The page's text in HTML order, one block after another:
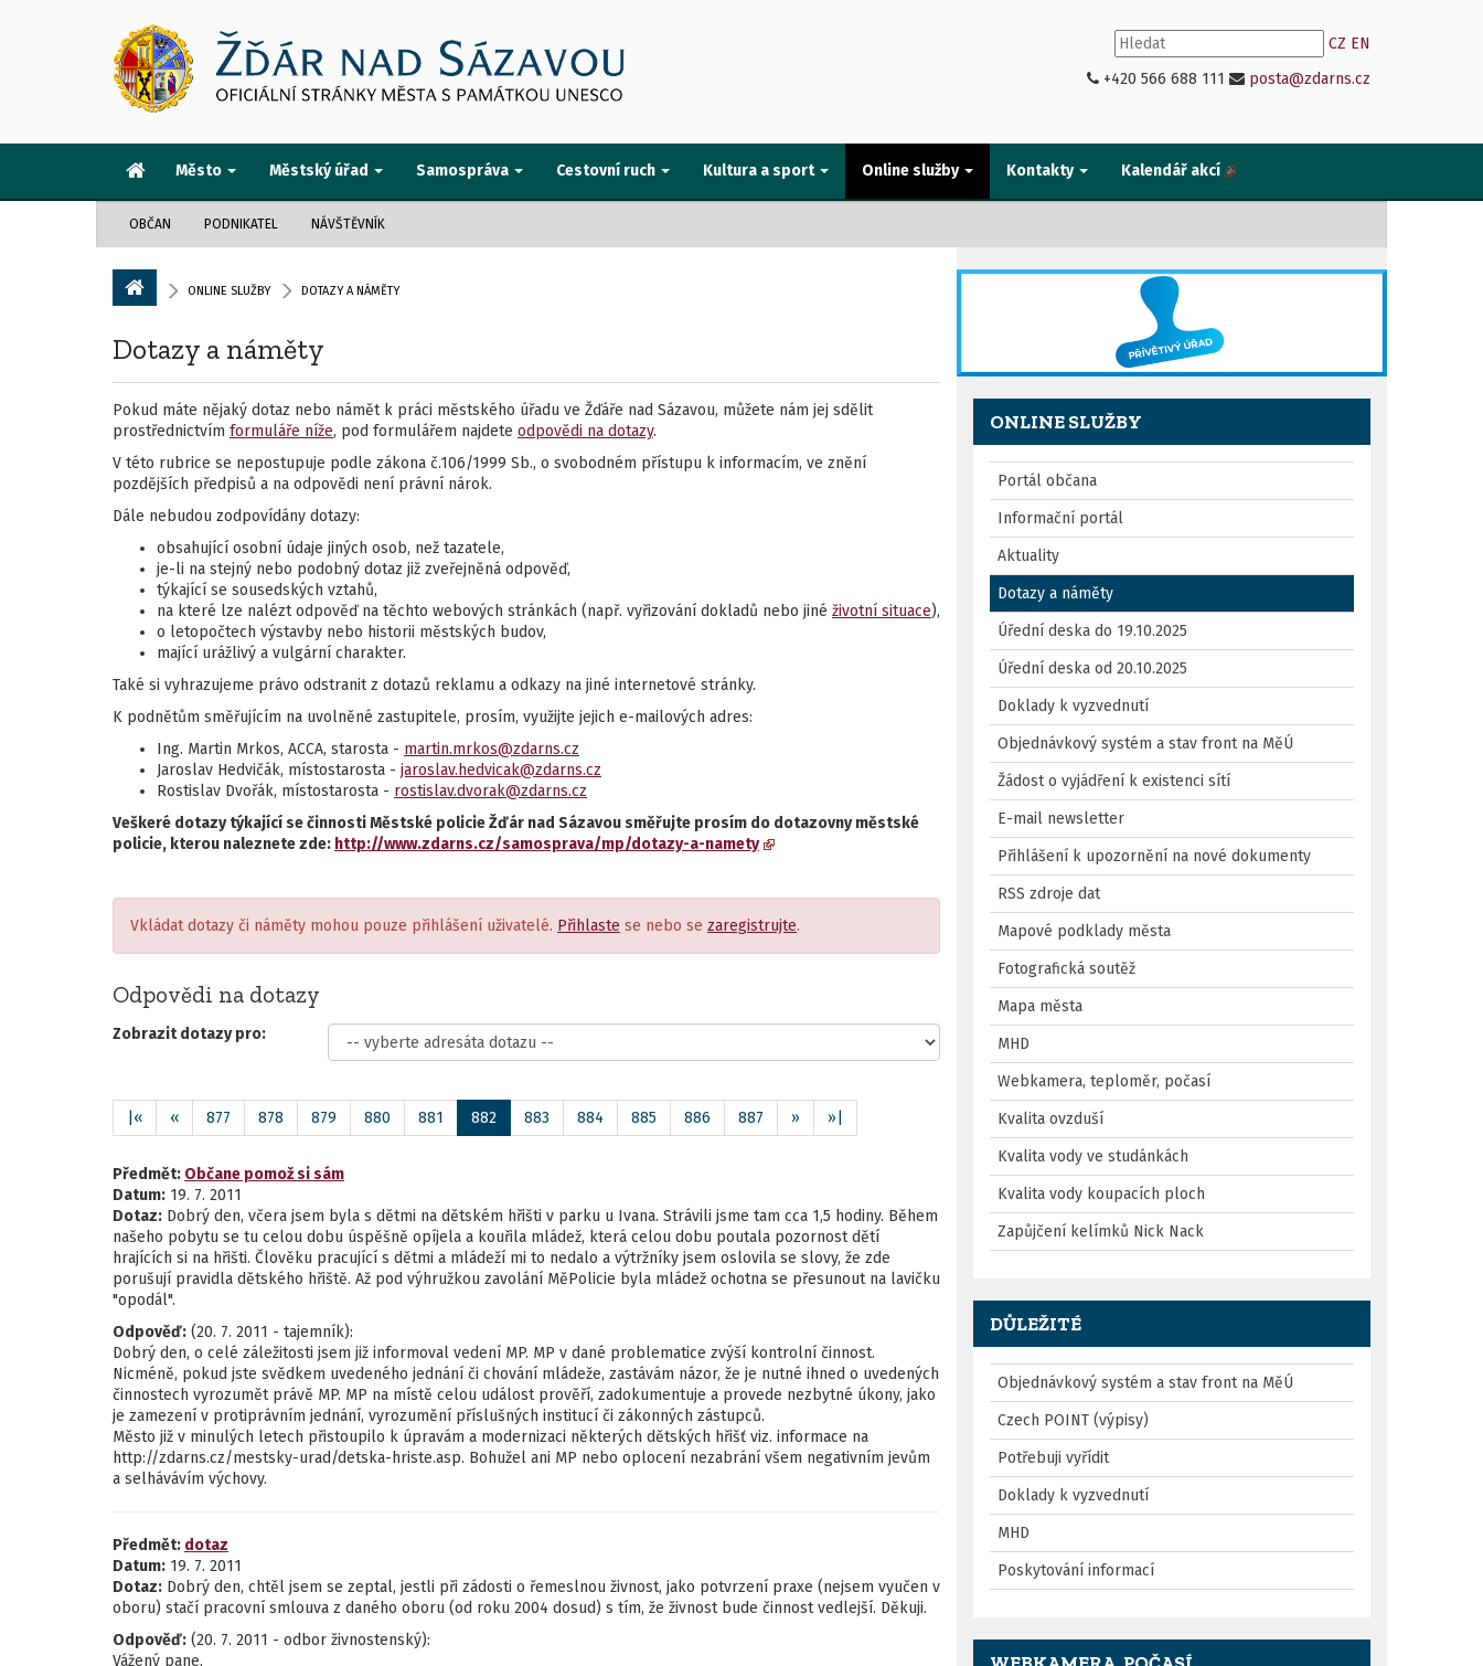
CZ EN
+420 566 688 111
posta@zdarns.cz
Město Městský úřad Samospráva Cestovní ruch Kultura a sport Online služby Kontakty Kalendář akcí
OBČAN PODNIKATEL NÁVŠTĚVNÍK
ONLINE SLUŽBY DOTAZY A NÁMĚTY
Dotazy a náměty
Pokud máte nějaký dotaz nebo námět k práci městského úřadu ve Žďáře nad Sázavou, můžete nám jej sdělit
prostřednictvím formuláře níže, pod formulářem najdete odpovědi na dotazy.
V této rubrice se nepostupuje podle zákona č.106/1999 Sb., o svobodném přístupu k informacím, ve znění
pozdějších předpisů a na odpovědi není právní nárok.
Dále nebudou zodpovídány dotazy:
obsahující osobní údaje jiných osob, než tazatele,
je-li na stejný nebo podobný dotaz již zveřejněná odpověď,
týkající se sousedských vztahů,
na které lze nalézt odpověď na těchto webových stránkách (např. vyřizování dokladů nebo jiné životní situace),
o letopočtech výstavby nebo historii městských budov,
mající urážlivý a vulgární charakter.
Také si vyhrazujeme právo odstranit z dotazů reklamu a odkazy na jiné internetové stránky.
K podnětům směřujícím na uvolněné zastupitele, prosím, využijte jejich e-mailových adres:
Ing. Martin Mrkos, ACCA, starosta - martin.mrkos@zdarns.cz
Jaroslav Hedvičák, místostarosta - jaroslav.hedvicak@zdarns.cz
Rostislav Dvořák, místostarosta - rostislav.dvorak@zdarns.cz
Veškeré dotazy týkající se činnosti Městské policie Žďár nad Sázavou směřujte prosím do dotazovny městské
policie, kterou naleznete zde: http://www.zdarns.cz/samosprava/mp/dotazy-a-namety
Vkládat dotazy či náměty mohou pouze přihlášení uživatelé. Přihlaste se nebo se zaregistrujte.
Odpovědi na dotazy
Zobrazit dotazy pro:
|« « 877 878 879 880 881 882 883 884 885 886 887 » »|
Předmět: Občane pomož si sám
Datum: 19. 7. 2011
Dotaz: Dobrý den, včera jsem byla s dětmi na dětském hřišti v parku u Ivana. Strávili jsme tam cca 1,5 hodiny. Během
našeho pobytu se tu celou dobu úspěšně opíjela a kouřila mládež, která celou dobu poutala pozornost dětí
hrajících si na hřišti. Člověku pracující s dětmi a mládeží mi to nedalo a výtržníky jsem oslovila se slovy, že zde
porušují pravidla dětského hřiště. Až pod výhružkou zavolání MěPolicie byla mládež ochotna se přesunout na lavičku
"opodál".
Odpověď: (20. 7. 2011 - tajemník):
Dobrý den, o celé záležitosti jsem již informoval vedení MP. MP v dané problematice zvýší kontrolní činnost.
Nicméně, pokud jste svědkem uvedeného jednání či chování mládeže, zastávám názor, že je nutné ihned o uvedených
činnostech vyrozumět právě MP. MP na místě celou událost prověří, zadokumentuje a provede nezbytné úkony, jako
je zamezení v protiprávním jednání, vyrozumění příslušných institucí či zákonných zástupců.
Město již v minulých letech přistoupilo k úpravám a modernizaci některých dětských hřišť viz. informace na
http://zdarns.cz/mestsky-urad/detska-hriste.asp. Bohužel ani MP nebo oplocení nezabrání všem negativním jevům
a selhávávím výchovy.
Předmět: dotaz
Datum: 19. 7. 2011
Dotaz: Dobrý den, chtěl jsem se zeptal, jestli při zádosti o řemeslnou živnost, jako potvrzení praxe (nejsem vyučen v
oboru) stačí pracovní smlouva z daného oboru (od roku 2004 dosud) s tím, že živnost bude činnost vedlejší. Děkuji.
Odpověď: (20. 7. 2011 - odbor živnostenský):
Vážený pane,
ONLINE SLUŽBY
Portál občana
Informační portál
Aktuality
Dotazy a náměty
Úřední deska do 19.10.2025
Úřední deska od 20.10.2025
Doklady k vyzvednutí
Objednávkový systém a stav front na MěÚ
Žádost o vyjádření k existenci sítí
E-mail newsletter
Přihlášení k upozornění na nové dokumenty
RSS zdroje dat
Mapové podklady města
Fotografická soutěž
Mapa města
MHD
Webkamera, teploměr, počasí
Kvalita ovzduší
Kvalita vody ve studánkách
Kvalita vody koupacích ploch
Zapůjčení kelímků Nick Nack
DŮLEŽITÉ
Objednávkový systém a stav front na MěÚ
Czech POINT (výpisy)
Potřebuji vyřídit
Doklady k vyzvednutí
MHD
Poskytování informací